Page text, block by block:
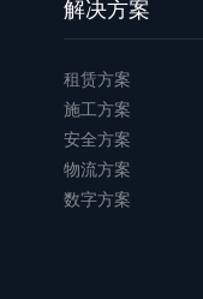
解决方案
租赁方案
施工方案
安全方案
物流方案
数字方案